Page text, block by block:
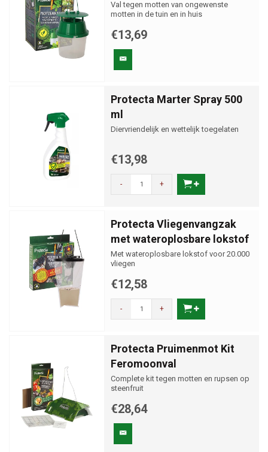
Val tegen motten van ongewenste
motten in de tuin en in huis
€13,69
Protecta Marter Spray 500
ml
Diervriendelijk en wettelijk toegelaten
€13,98
- +
Protecta Vliegenvangzak
met wateroplosbare lokstof
Met wateroplosbare lokstof voor 20.000
vliegen
€12,58
- +
Protecta Pruimenmot Kit
Feromoonval
Complete kit tegen motten en rupsen op
steenfruit
€28,64